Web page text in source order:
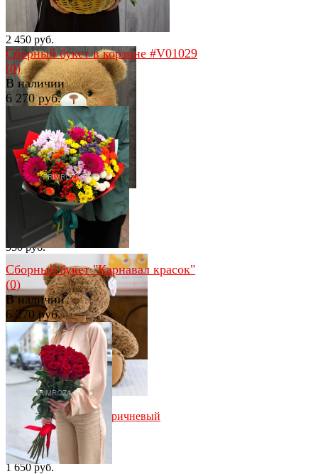
избранное сравнить
В наличии
2 450 руб.
избранное сравнить
Пушистый мини-мишка
В наличии
550 руб.
Мишка с бантиком коричневый
(50 см)
В наличии
1 650 руб.
избранное сравнить
Сборный букет в корзине #V01029
(0)
В наличии
6 270 руб.
избранное сравнить
Сборный букет "Карнавал красок"
(0)
В наличии
6 270 руб.